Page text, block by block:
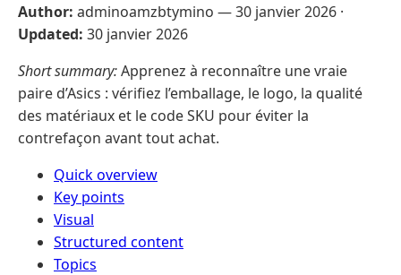
Author: adminoamzbtymino —30 janvier 2026 ·
Updated: 30 janvier 2026
Short summary:Apprenez à reconnaître une vraie
paire d’Asics : vérifiez l’emballage, le logo, la qualité
des matériaux et le code SKU pour éviter la
contrefaçon avant tout achat.
Quick overview
Key points
Visual
Structured content
Topics